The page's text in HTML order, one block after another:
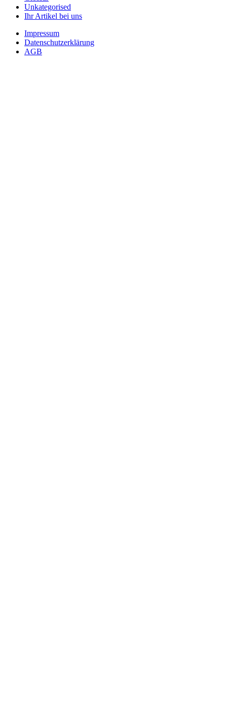
Unkategorised
Ihr Artikel bei uns
Impressum
Datenschutzerklärung
AGB